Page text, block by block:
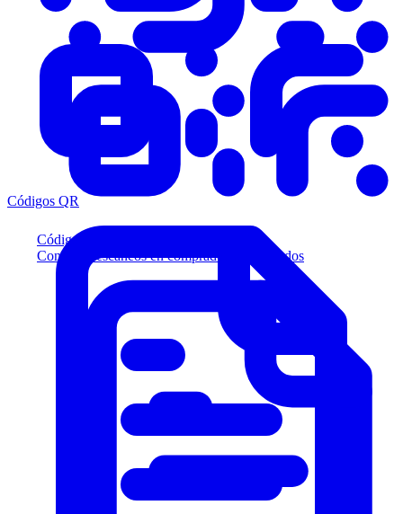
Códigos QR
Convierta escaneos en compradores calificados
Códigos QR